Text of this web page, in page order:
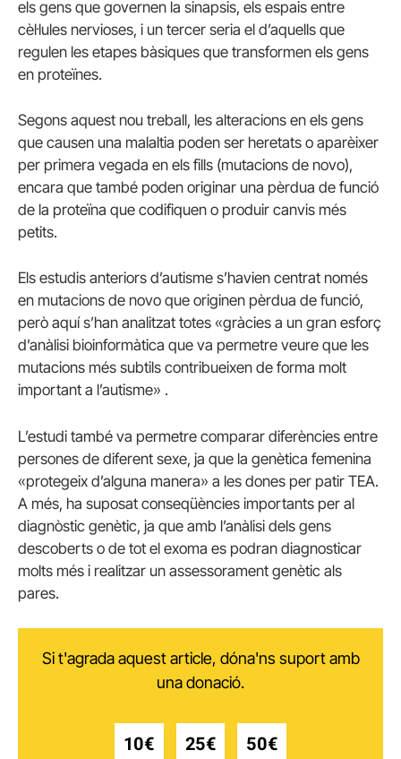
els gens que governen la sinapsis, els espais entre
cèl·lules nervioses, i un tercer seria el d’aquells que
regulen les etapes bàsiques que transformen els gens
en proteïnes.
Segons aquest nou treball, les alteracions en els gens
que causen una malaltia poden ser heretats o aparèixer
per primera vegada en els fills (mutacions de novo),
encara que també poden originar una pèrdua de funció
de la proteïna que codifiquen o produir canvis més
petits.
Els estudis anteriors d’autisme s’havien centrat només
en mutacions de novo que originen pèrdua de funció,
però aquí s’han analitzat totes «gràcies a un gran esforç
d’anàlisi bioinformàtica que va permetre veure que les
mutacions més subtils contribueixen de forma molt
important a l’autisme» .
L’estudi també va permetre comparar diferències entre
persones de diferent sexe, ja que la genètica femenina
«protegeix d’alguna manera» a les dones per patir TEA.
A més, ha suposat conseqüències importants per al
diagnòstic genètic, ja que amb l’anàlisi dels gens
descoberts o de tot el exoma es podran diagnosticar
molts més i realitzar un assessorament genètic als
pares.
Si t'agrada aquest article, dóna'ns suport amb
una donació.
10€ 25€ 50€